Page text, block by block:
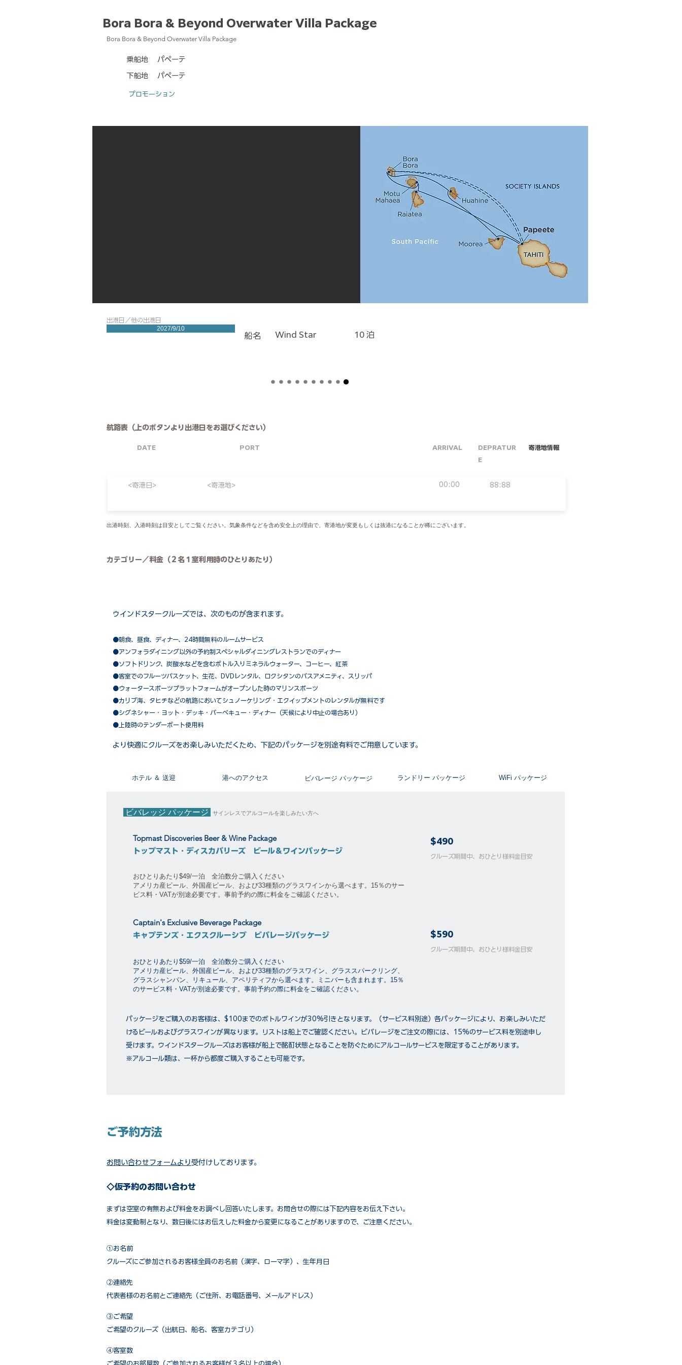
Bora Bora & Beyond Overwater Villa Package
Bora Bora & Beyond Overwater Villa Package
乗船地 パペーテ
下船地 パペーテ
プロモーション
船名
出港日／他の出港日
2027/9/10
Wind Star 10 泊
航路表（上のボタンより出港日をお選びください）
DATE PORT ARRIVAL
DEPRATUR
E
​寄港地情報
<寄港日> 00:00 88:88
<寄港地>
​出港時刻、入港時刻は目安としてご覧ください。気象条件などを含め安全上の理由で、寄港地が変更もしくは抜港になることが稀にございます。
カテゴリー／料金（２名１室利用時のひとりあたり）
ウインドスタークルーズでは、次のものが含まれます。
●朝食、昼食、ディナー、24時間無料のルームサービス
​●アンフォラダイニング以外の予約制スペシャルダイニングレストランでのディナー
●ソフトドリンク、炭酸水などを含むボトル入りミネラルウォーター、コーヒー、紅茶
●客室でのフルーツバスケット、生花、DVDレンタル、ロクシタンのバスアメニティ、スリッパ
●ウォータースポーツプラットフォームがオープンした時のマリンスポーツ
●カリブ海、タヒチなどの航路においてシュノーケリング・エクイップメントのレンタルが無料です
​●シグネシャー・ヨット・デッキ・バーベキュー・ディナー（天候により中止の場合あり）
●上陸時のテンダーボート使用料
​より快適にクルーズをお楽しみいただくため、下記のパッケージを別途有料でご用意しています。​
​ホテル ＆ 送迎 ​港へのアクセス ビバレージ パッケージ ​ランドリー パッケージ ​WiFi パッケージ
ビバレッジ パッケージ サインレスでアルコールを楽しみたい方へ
Topmast Discoveries Beer & Wine Package
トップマスト・ディスカバリーズ ビール＆ワインパッケージ
$490
​​クルーズ期間中、おひとり様料金目安
おひとりあたり$49/一泊 全泊数分ご購入ください
アメリカ産ビール、外国産ビール、および33種類のグラスワインから選べます。15％のサー
ビス料・VATが別途必要です。事前予約の際に料金をご確認ください。
Captain's Exclusive Beverage Package
キャプテンズ・エクスクルーシブ ビバレージパッケージ $590
​​クルーズ期間中、おひとり様料金目安
おひとりあたり$59/一泊 全泊数分ご購入ください
アメリカ産ビール、外国産ビール、および33種類のグラスワイン、グラススパークリング、
グラスシャンパン、リキュール、アペリティフから選べます。ミニバーも含まれます。15％
のサービス料・VATが別途必要です。事前予約の際に料金をご確認ください。
パッケージをご購入のお客様は、$100までのボトルワインが30%引きとなります。（サービス料別途）各パッケージにより、お楽しみいただ
けるビールおよびグラスワインが異なります。リストは船上でご確認ください。ビバレージをご注文の際には、15%のサービス料を別途申し
受けます。ウインドスタークルーズはお客様が船上で酩酊状態となることを防ぐためにアルコールサービスを限定することがあります。
※アルコール類は、一杯から都度ご購入することも可能です。
ご予約方法
お問い合わせフォームより受付けしております。
◇仮予約のお問い合わせ
まずは空室の有無および料金をお調べし回答いたします。お問合せの際には下記内容をお伝え下さい。
料金は変動制となり、数日後にはお伝えした料金から変更になることがありますので、ご注意ください。
①お名前
クルーズにご参加されるお客様全員のお名前（漢字、ローマ字）、生年月日
②連絡先
代表者様のお名前とご連絡先（ご住所、お電話番号、メールアドレス）
③ご希望
ご希望のクルーズ（出航日、船名、客室カテゴリ）
④客室数